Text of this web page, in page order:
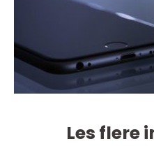
Les flere